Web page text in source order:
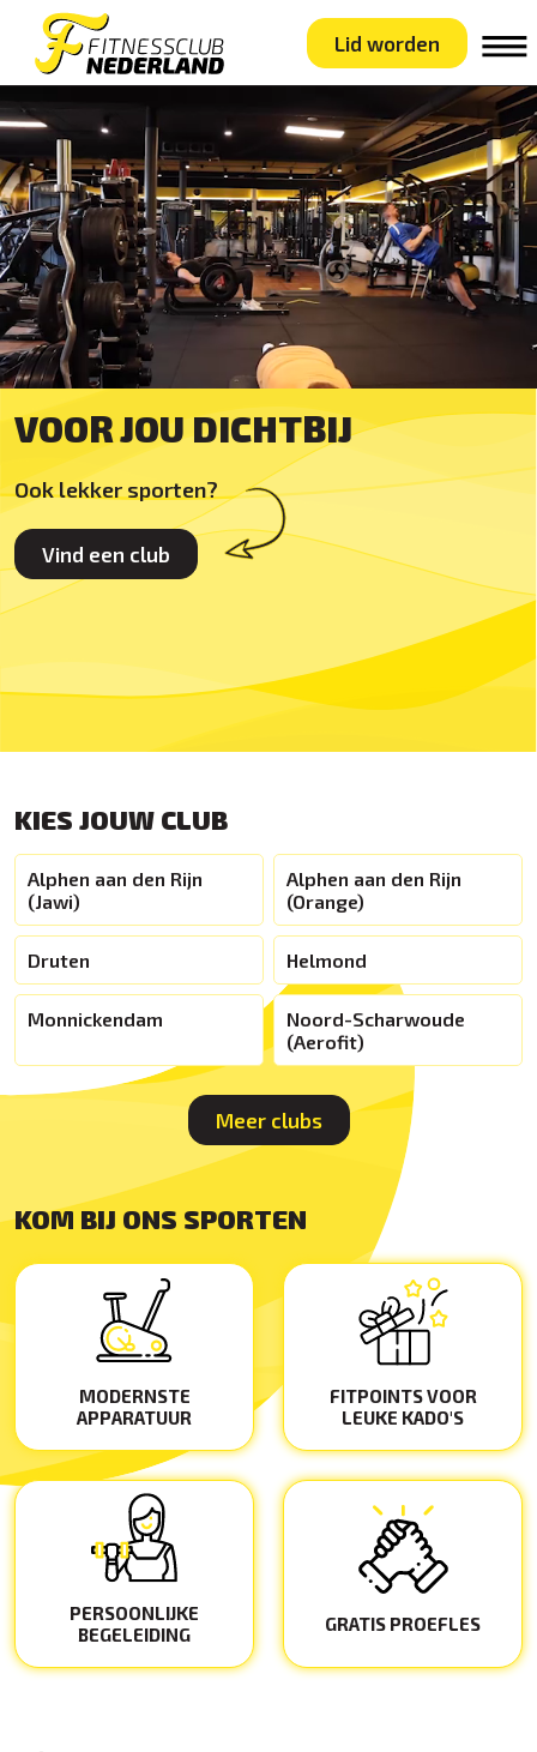
Lid worden
VOOR JOU DICHTBIJ
Ook lekker sporten?
Vind een club
KIES JOUW CLUB
Alphen aan den Rijn
(Jawi)
Alphen aan den Rijn
(Orange)
Druten Helmond
Monnickendam
Noord-Scharwoude
(Aerofit)
Meer clubs
KOM BIJ ONS SPORTEN
MODERNSTE
APPARATUUR
FITPOINTS VOOR
LEUKE KADO'S
PERSOONLIJKE
BEGELEIDING
GRATIS PROEFLES